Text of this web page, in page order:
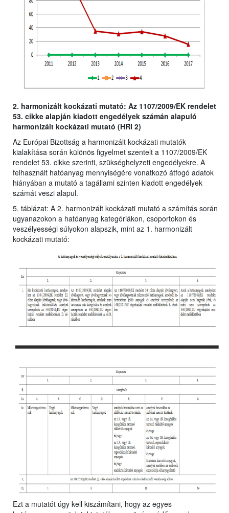
2. harmonizált kockázati mutató: Az 1107/2009/EK rendelet
53. cikke alapján kiadott engedélyek számán alapuló
harmonizált kockázati mutató (HRI 2)
Az Európai Bizottság a harmonizált kockázati mutatók
kialakítása során különös figyelmet szentelt a 1107/2009/EK
rendelet 53. cikke szerinti, szükséghelyzeti engedélyekre. A
felhasznált hatóanyag mennyiségére vonatkozó átfogó adatok
hiányában a mutató a tagállami szinten kiadott engedélyek
számát veszi alapul.
5. táblázat: A 2. harmonizált kockázati mutató a számítás során
ugyanazokon a hatóanyag kategóriákon, csoportokon és
veszélyességi súlyokon alapszik, mint az 1. harmonizált
kockázati mutató:
Ezt a mutatót úgy kell kiszámítani, hogy az egyes